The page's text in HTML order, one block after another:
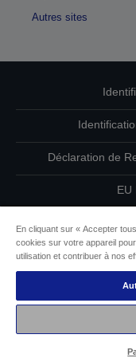
Autres sites
Déclaration de
EU
En cliquant sur « Accepter
cookies sur votre appareil
utilisation et contribuer à nos